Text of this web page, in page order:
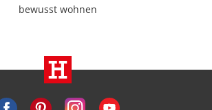
bewusst wohnen